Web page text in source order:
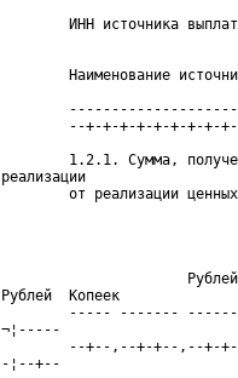
ИНН источника
Наименование
--+-+-+-+-+-+-+-+-+-+-+-
1.2.1. Сумма, полученная
реализации
от реализации ценных
Рублей  Копеек
Рублей  Копеек
----- ------- -------
¬¦-----
--+--,--+-+--,--+-+--¦--
-¦--+--